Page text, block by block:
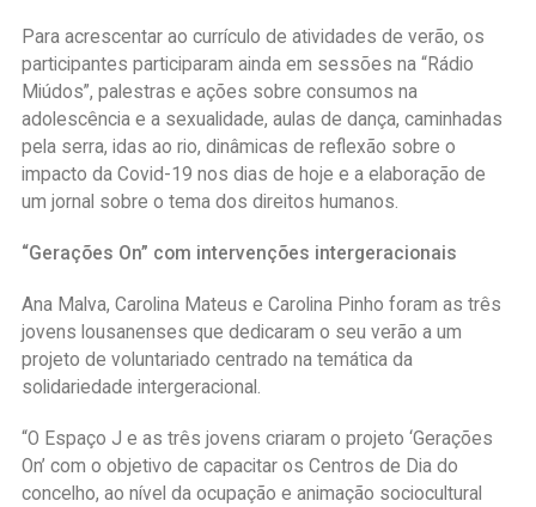
Para acrescentar ao currículo de atividades de verão, os
participantes participaram ainda em sessões na “Rádio
Miúdos”, palestras e ações sobre consumos na
adolescência e a sexualidade, aulas de dança, caminhadas
pela serra, idas ao rio, dinâmicas de reflexão sobre o
impacto da Covid-19 nos dias de hoje e a elaboração de
um jornal sobre o tema dos direitos humanos.
“Gerações On” com intervenções intergeracionais
Ana Malva, Carolina Mateus e Carolina Pinho foram as três
jovens lousanenses que dedicaram o seu verão a um
projeto de voluntariado centrado na temática da
solidariedade intergeracional.
“O Espaço J e as três jovens criaram o projeto ‘Gerações
On’ com o objetivo de capacitar os Centros de Dia do
concelho, ao nível da ocupação e animação sociocultural